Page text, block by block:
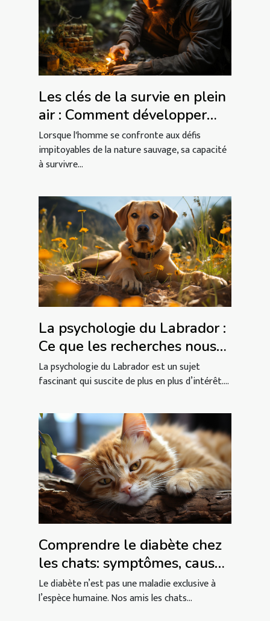
Les clés de la survie en plein
air : Comment développer
vos compétences en nature
sauvage ?
Lorsque l'homme se confronte aux défis
impitoyables de la nature sauvage, sa capacité
à survivre...
La psychologie du Labrador :
Ce que les recherches nous
disent
La psychologie du Labrador est un sujet
fascinant qui suscite de plus en plus d’intérêt....
Comprendre le diabète chez
les chats: symptômes, causes
et gestion de l'alimentation
Le diabète n’est pas une maladie exclusive à
l’espèce humaine. Nos amis les chats...